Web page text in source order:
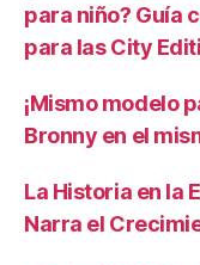
para niño? Guía
para las City
¡Mismo modelo
Bronny en el
La Historia en la
Narra el